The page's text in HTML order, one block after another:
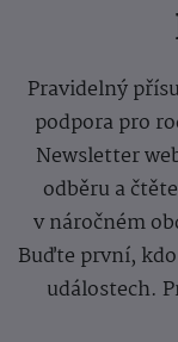
Pravidelný
podpora pro
Newsletter
odběru a
v náročném
Buďte první,
událostech.